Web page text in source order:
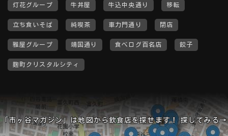
灯花グループ 牛丼屋 牛込中央通り 移転
立ち食いそば 純喫茶 車力門通り 閉店
雅屋グループ 靖国通り 食べログ百名店 餃子
麹町クリスタルシティ
「市ヶ谷マガジン」は地図から飲食店を探せます！ 探してみる→